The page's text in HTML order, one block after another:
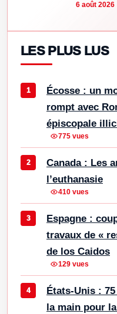
6 août 2026
LES PLUS LUS
Écosse : un
rompt avec
épiscopale
775 vues
Canada : Les
l’euthanasie
410 vues
Espagne :
travaux de «
de los Caidos
129 vues
États-Unis :
la main pour